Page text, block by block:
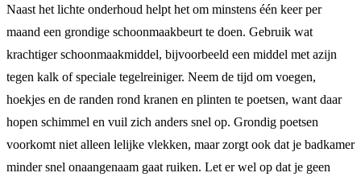
Naast het lichte onderhoud helpt het om minstens één keer per
maand een grondige schoonmaakbeurt te doen. Gebruik wat
krachtiger schoonmaakmiddel, bijvoorbeeld een middel met azijn
tegen kalk of speciale tegelreiniger. Neem de tijd om voegen,
hoekjes en de randen rond kranen en plinten te poetsen, want daar
hopen schimmel en vuil zich anders snel op. Grondig poetsen
voorkomt niet alleen lelijke vlekken, maar zorgt ook dat je badkamer
minder snel onaangenaam gaat ruiken. Let er wel op dat je geen